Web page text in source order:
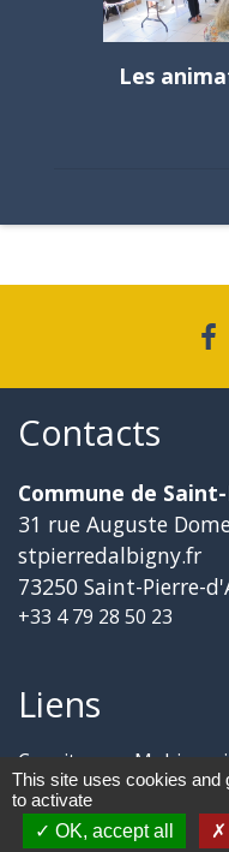
Les
Contacts
Commune de
31 rue Auguste
stpierredalbigny.fr
73250 Saint-Pierre-
+33 4 79 28 50 23
Liens
Covoiturage Mobisavoie
Le Parc des Bauges
Qualité de l'air
This site uses cookies and
to activate
OK, accept all